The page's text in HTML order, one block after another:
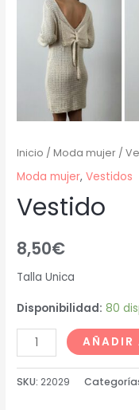
Inicio /Moda mujer /
Moda mujer,Vestidos
Vestido
8,50€
Talla Unica
Disponibilidad: 80
AÑADIR
SKU:22029